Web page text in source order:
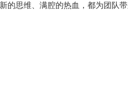
思维、满腔的热血，都为团队